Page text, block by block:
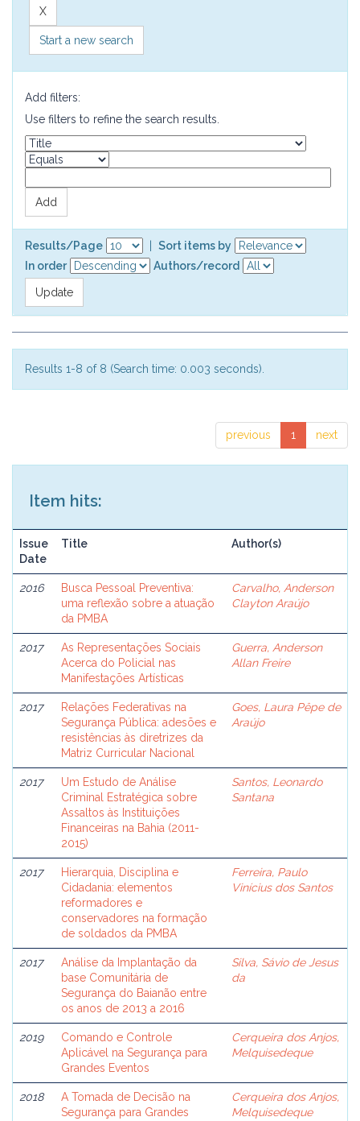
Start a new search
Add filters:
Use filters to refine the search results.
Results/Page
Sort items by
In order
Authors/record
Results 1-8 of 8 (Search time: 0.003 seconds).
previous 1 next
Item hits:
Issue
Date
Title Author(s)
2016
Busca Pessoal Preventiva:
uma reflexão sobre a atuação
da PMBA
Carvalho, Anderson
Clayton Araújo
2017
As Representações Sociais
Acerca do Policial nas
Manifestações Artísticas
Guerra, Anderson
Allan Freire
2017
Relações Federativas na
Segurança Pública: adesões e
resistências às diretrizes da
Matriz Curricular Nacional
Goes, Laura Pêpe de
Araújo
2017
Um Estudo de Análise
Criminal Estratégica sobre
Assaltos às Instituições
Financeiras na Bahia (2011-
2015)
Santos, Leonardo
Santana
2017
Hierarquia, Disciplina e
Cidadania: elementos
reformadores e
conservadores na formação
de soldados da PMBA
Ferreira, Paulo
Vinícius dos Santos
2017
Análise da Implantação da
base Comunitária de
Segurança do Baianão entre
os anos de 2013 a 2016
Silva, Sávio de Jesus
da
2019
Comando e Controle
Aplicável na Segurança para
Grandes Eventos
Cerqueira dos Anjos,
Melquisedeque
2018
A Tomada de Decisão na
Segurança para Grandes
Cerqueira dos Anjos,
Melquisedeque